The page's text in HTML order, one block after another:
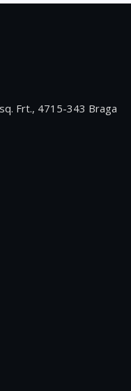
Frt., 4715-343 Braga